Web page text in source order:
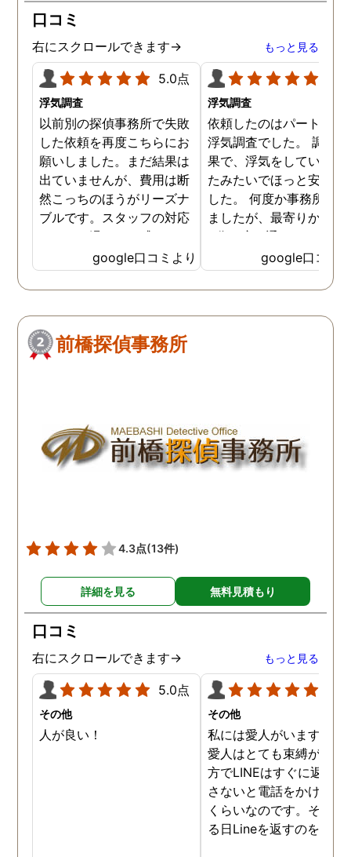
口コミ
右にスクロールできます→ もっと見る
5.0点
浮気調査
以前別の探偵事務所で失敗
した依頼を再度こちらにお
願いしました。まだ結果は
出ていませんが、費用は断
然こっちのほうがリーズナ
ブルです。スタッフの対応
なんかも温かみを感じま
す。はじめからこちらにす
ればよかったです😢 …
google口コミより
浮気調査
依頼したのはパートナー
浮気調査でした。 調査
果で、浮気をしていなか
たみたいでほっと安心し
した。 何度か事務所に
ましたが、最寄りから徒
3分程度で通いやすかっ
google口コミ
前橋探偵事務所
4.3点(13件)
詳細を見る 無料見積もり
口コミ
右にスクロールできます→ もっと見る
5.0点
その他
人が良い！
その他
私には愛人がいます。そ
愛人はとても束縛が激し
方でLINEはすぐに返信を
さないと電話をかけてく
くらいなのです。そんな
る日Lineを返すのを忘れ